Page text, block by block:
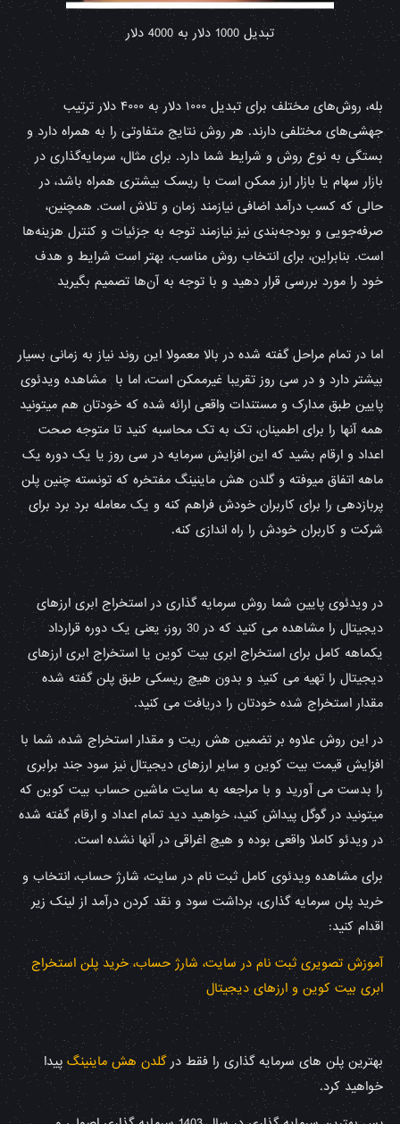
تبدیل 1000 دلار به 4000 دلار
بله، روش‌های مختلف برای تبدیل ۱۰۰۰ دلار به ۴۰۰۰ دلار ترتیب
جهشی‌های مختلفی دارند. هر روش نتایج متفاوتی را به همراه دارد و
بستگی به نوع روش و شرایط شما دارد. برای مثال، سرمایه‌گذاری در
بازار سهام یا بازار ارز ممکن است با ریسک بیشتری همراه باشد، در
حالی که کسب درآمد اضافی نیازمند زمان و تلاش است. همچنین،
صرفه‌جویی و بودجه‌بندی نیز نیازمند توجه به جزئیات و کنترل هزینه‌ها
است. بنابراین، برای انتخاب روش مناسب، بهتر است شرایط و هدف
خود را مورد بررسی قرار دهید و با توجه به آن‌ها تصمیم بگیرید
اما در تمام مراحل گفته شده در بالا معمولا این روند نیاز به زمانی بسیار
بیشتر دارد و در سی روز تقریبا غیرممکن است، اما با مشاهده ویدئوی
پایین طبق مدارک و مستندات واقعی ارائه شده که خودتان هم میتونید
همه آنها را برای اطمینان، تک به تک محاسبه کنید تا متوجه صحت
اعداد و ارقام بشید که این افزایش سرمایه در سی روز یا یک دوره یک
ماهه اتفاق میوفته و گلدن هش ماینینگ مفتخره که تونسته چنین پلن
پربازدهی را برای کاربران خودش فراهم کنه و یک معامله برد برد برای
شرکت و کاربران خودش را راه اندازی کنه.
در ویدئوی پایین شما روش سرمایه گذاری در استخراج ابری ارزهای
دیجیتال را مشاهده می کنید که در 30 روز، یعنی یک دوره قرارداد
یکماهه کامل برای استخراج ابری بیت کوین یا استخراج ابری ارزهای
دیجیتال را تهیه می کنید و بدون هیچ ریسکی طبق پلن گفته شده
مقدار استخراج شده خودتان را دریافت می کنید.
در این روش علاوه بر تضمین هش ریت و مقدار استخراج شده، شما با
افزایش قیمت بیت کوین و سایر ارزهای دیجیتال نیز سود جند برابری
را بدست می آورید و با مراجعه به سایت ماشین حساب بیت کوین که
میتونید در گوگل پیداش کنید، خواهید دید تمام اعداد و ارقام گفته شده
در ویدئو کاملا واقعی بوده و هیچ اغراقی در آنها نشده است.
برای مشاهده ویدئوی کامل ثبت نام در سایت، شارژ حساب، انتخاب و
خرید پلن سرمایه گذاری، برداشت سود و نقد کردن درآمد از لینک زیر
اقدام کنید:
آموزش تصویری ثبت نام در سایت، شارژ حساب، خرید پلن استخراج
ابری بیت کوین و ارزهای دیجیتال
بهترین پلن های سرمایه گذاری را فقط درگلدن هش ماینینگ پیدا
خواهید کرد.